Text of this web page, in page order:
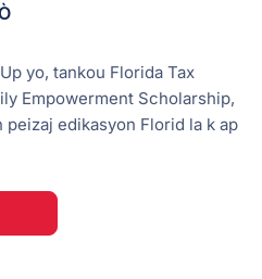
yo, tankou Florida Tax
Empowerment Scholarship,
edikasyon Florid la k ap